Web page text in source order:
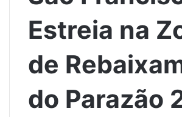
Estreia na
de
do Parazão